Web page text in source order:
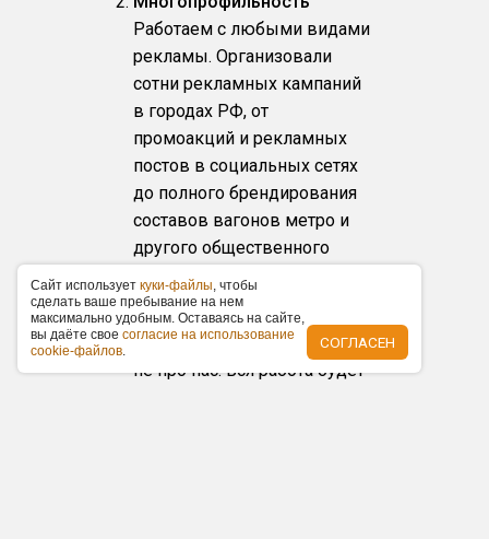
Работаем с любыми видами
рекламы. Организовали
сотни рекламных кампаний
в городах РФ, от
промоакций и рекламных
постов в социальных сетях
до полного брендирования
составов вагонов метро и
другого общественного
транспорта.
Гарантируем оперативность
Нарушение дедлайнов — это
не про нас. Вся работа будет
Caйт иcпoльзуeт куки-фaйлы, чтoбы
cдeлaть вaшe пpeбывaниe нa нeм
мaкcимaльнo удoбным. Ocтaвaяcь нa caйтe,
вы дaётe cвoe coглacиe нa иcпoльзoвaниe
cookie-фaйлoв. СОГЛАСЕН